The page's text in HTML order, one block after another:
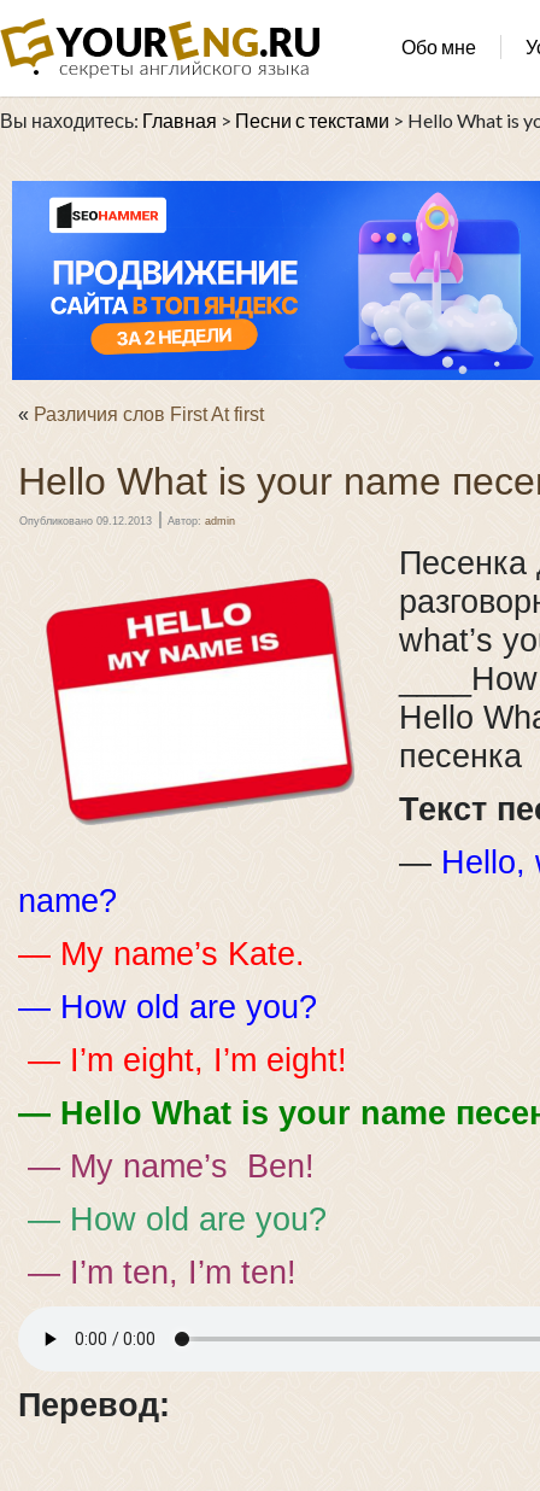
Обо мне
Вы находитесь: Главная > Песни с текстами > Hello What is
« Различия слов First At first
Hello What is your name
Опубликовано 09.12.2013 | Автор: admin
Песенка
what’s
Hello
песенка
Текст
— Hello,
name?
— My name’s Kate.
— How old are you?
— I’m eight, I’m eight!
— Hello What is your name
— My name’s Ben!
— How old are you?
— I’m ten, I’m ten!
Перевод: